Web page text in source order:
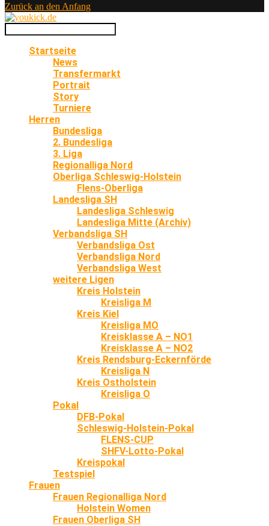
Zurück an den Anfang
Startseite
News
Transfermarkt
Portrait
Story
Turniere
Herren
Bundesliga
2. Bundesliga
3. Liga
Regionalliga Nord
Oberliga Schleswig-Holstein
Flens-Oberliga
Landesliga SH
Landesliga Schleswig
Landesliga Mitte (Archiv)
Verbandsliga SH
Verbandsliga Ost
Verbandsliga Nord
Verbandsliga West
weitere Ligen
Kreis Holstein
Kreisliga M
Kreis Kiel
Kreisliga MO
Kreisklasse A – NO1
Kreisklasse A – NO2
Kreis Rendsburg-Eckernförde
Kreisliga N
Kreis Ostholstein
Kreisliga O
Pokal
DFB-Pokal
Schleswig-Holstein-Pokal
FLENS-CUP
SHFV-Lotto-Pokal
Kreispokal
Testspiel
Frauen
Frauen Regionalliga Nord
Holstein Women
Frauen Oberliga SH